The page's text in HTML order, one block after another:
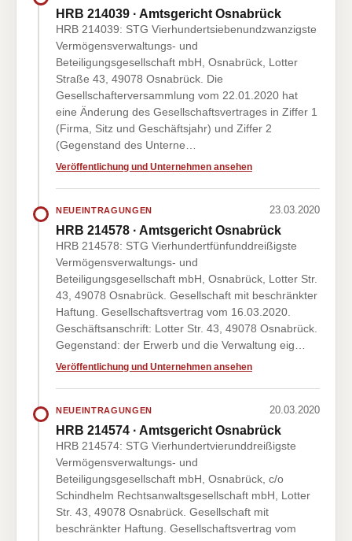
HRB 214039 · Amtsgericht Osnabrück
HRB 214039: STG Vierhundertsiebenundzwanzigste
Vermögensverwaltungs- und
Beteiligungsgesellschaft mbH, Osnabrück, Lotter
Straße 43, 49078 Osnabrück. Die
Gesellschafterversammlung vom 22.01.2020 hat
eine Änderung des Gesellschaftsvertrages in Ziffer 1
(Firma, Sitz und Geschäftsjahr) und Ziffer 2
(Gegenstand des Unterne…
Veröffentlichung und Unternehmen ansehen
NEUEINTRAGUNGEN 23.03.2020
HRB 214578 · Amtsgericht Osnabrück
HRB 214578: STG Vierhundertfünfunddreißigste
Vermögensverwaltungs- und
Beteiligungsgesellschaft mbH, Osnabrück, Lotter Str.
43, 49078 Osnabrück. Gesellschaft mit beschränkter
Haftung. Gesellschaftsvertrag vom 16.03.2020.
Geschäftsanschrift: Lotter Str. 43, 49078 Osnabrück.
Gegenstand: der Erwerb und die Verwaltung eig…
Veröffentlichung und Unternehmen ansehen
NEUEINTRAGUNGEN 20.03.2020
HRB 214574 · Amtsgericht Osnabrück
HRB 214574: STG Vierhundertvierunddreißigste
Vermögensverwaltungs- und
Beteiligungsgesellschaft mbH, Osnabrück, c/o
Schindhelm Rechtsanwaltsgesellschaft mbH, Lotter
Str. 43, 49078 Osnabrück. Gesellschaft mit
beschränkter Haftung. Gesellschaftsvertrag vom